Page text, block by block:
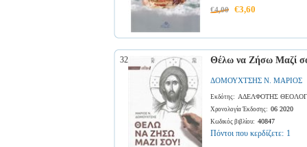
€4,00 €3,60
32 Θέλω να Ζήσω Μαζί
ΔΟΜΟΥΧΤΣΗΣ Ν. ΜΑΡΙΟΣ
Εκδότης: ΑΔΕΛΦΟΤΗΣ
Χρονολογία Έκδοσης: 06 2020
Κωδικός βιβλίου: 40847
Πόντοι που κερδίζετε: 1